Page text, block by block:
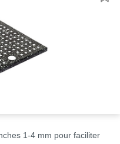
1-4 mm pour faciliter